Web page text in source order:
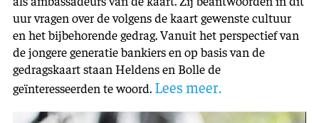
uur vragen over de volgens de kaart gewenste cultuur
en het bijbehorende gedrag. Vanuit het perspectief van
de jongere generatie bankiers en op basis van de
gedragskaart staan Heldens en Bolle de
geïnteresseerden te woord. Lees meer.